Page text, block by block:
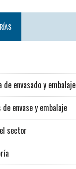
de envasado y embalaje
envase y embalaje
sector